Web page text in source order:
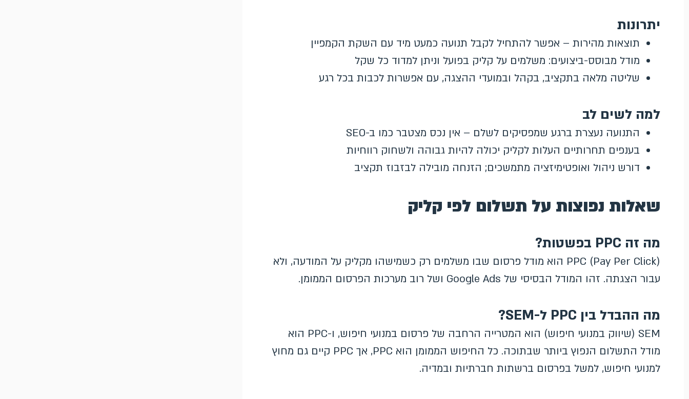
יתרונות
תוצאות מהירות – אפשר להתחיל לקבל תנועה כמעט מיד עם השקת הקמפיין
מודל מבוסס-ביצועים: משלמים על קליק בפועל וניתן למדוד כל שקל
שליטה מלאה בתקציב, בקהל ובמועדי ההצגה, עם אפשרות לכבות בכל רגע
למה לשים לב
התנועה נעצרת ברגע שמפסיקים לשלם – אין נכס מצטבר כמו ב-SEO
בענפים תחרותיים העלות לקליק יכולה להיות גבוהה ולשחוק רווחיות
דורש ניהול ואופטימיזציה מתמשכים; הזנחה מובילה לבזבוז תקציב
שאלות נפוצות על תשלום לפי קליק
מה זה PPC בפשטות?
PPC (Pay Per Click) הוא מודל פרסום שבו משלמים רק כשמישהו מקליק על המודעה, ולא
עבור הצגתה. זהו המודל הבסיסי של Google Ads ושל רוב מערכות הפרסום הממומן.
מה ההבדל בין PPC ל-SEM?
SEM (שיווק במנועי חיפוש) הוא המטרייה הרחבה של פרסום במנועי חיפוש, ו-PPC הוא
מודל התשלום הנפוץ ביותר שבתוכה. כל החיפוש הממומן הוא PPC, אך PPC קיים גם מחוץ
למנועי חיפוש, למשל בפרסום ברשתות חברתיות ובמדיה.